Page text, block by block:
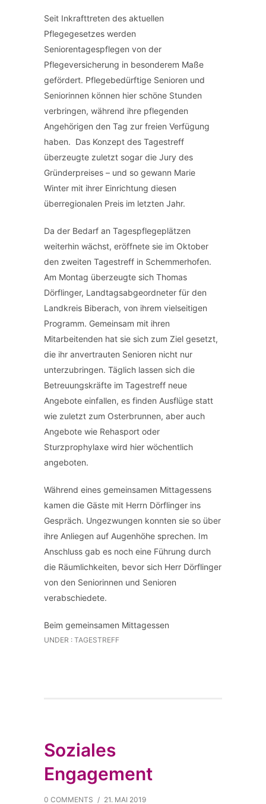
Seit Inkrafttreten des aktuellen
Pflegegesetzes werden
Seniorentagespflegen von der
Pflegeversicherung in besonderem Maße
gefördert. Pflegebedürftige Senioren und
Seniorinnen können hier schöne Stunden
verbringen, während ihre pflegenden
Angehörigen den Tag zur freien Verfügung
haben. Das Konzept des Tagestreff
überzeugte zuletzt sogar die Jury des
Gründerpreises – und so gewann Marie
Winter mit ihrer Einrichtung diesen
überregionalen Preis im letzten Jahr.
Da der Bedarf an Tagespflegeplätzen
weiterhin wächst, eröffnete sie im Oktober
den zweiten Tagestreff in Schemmerhofen.
Am Montag überzeugte sich Thomas
Dörflinger, Landtagsabgeordneter für den
Landkreis Biberach, von ihrem vielseitigen
Programm. Gemeinsam mit ihren
Mitarbeitenden hat sie sich zum Ziel gesetzt,
die ihr anvertrauten Senioren nicht nur
unterzubringen. Täglich lassen sich die
Betreuungskräfte im Tagestreff neue
Angebote einfallen, es finden Ausflüge statt
wie zuletzt zum Osterbrunnen, aber auch
Angebote wie Rehasport oder
Sturzprophylaxe wird hier wöchentlich
angeboten.
Während eines gemeinsamen Mittagessens
kamen die Gäste mit Herrn Dörflinger ins
Gespräch. Ungezwungen konnten sie so über
ihre Anliegen auf Augenhöhe sprechen. Im
Anschluss gab es noch eine Führung durch
die Räumlichkeiten, bevor sich Herr Dörflinger
von den Seniorinnen und Senioren
verabschiedete.
Beim gemeinsamen Mittagessen
UNDER : TAGESTREFF
Soziales
Engagement
0 COMMENTS / 21. MAI 2019